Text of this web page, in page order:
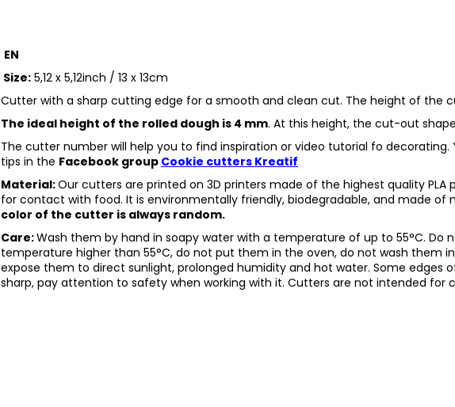
EN
Size: 5,12 x 5,12inch / 13 x 13cm
Cutter with a sharp cutting edge for a smooth and clean cut. The height of the
The ideal height of the rolled dough is 4 mm. At this height, the cut-out
The cutter number will help you to find inspiration or video tutorial fo
tips in the Facebook group Cookie cutters Kreatif
Material:Our cutters are printed on 3D printers made of the highest quality
for contact with food. It is environmentally friendly, biodegradable, and made of
color of the cutter is always random.
Care:Wash them by hand in soapy water with a temperature of up to 55°C. Do
temperature higher than 55°C, do not put them in the oven, do not wash them
expose them to direct sunlight, prolonged humidity and hot water. Some edges
sharp, pay attention to safety when working with it. Cutters are not intended for